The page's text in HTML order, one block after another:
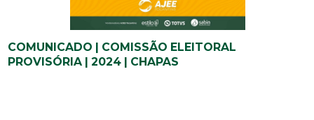
COMUNICADO | COMISSÃO ELEITORAL
PROVISÓRIA | 2024 | CHAPAS